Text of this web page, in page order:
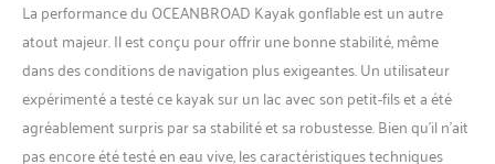
garder dans le confort. 【Sur
votre piste】Le noyau à
point tombant haute densité
assure la rigidité, l'aileron
amovible offre une
excellente stabilité pour
améliorer l'efficacité de votre
La performance du OCEANBROAD Kayak gonflable est un autre
atout majeur. Il est conçu pour offrir une bonne stabilité, même
dans des conditions de navigation plus exigeantes. Un utilisateur
expérimenté a testé ce kayak sur un lac avec son petit-fils et a été
agréablement surpris par sa stabilité et sa robustesse. Bien qu’il n’ait
pas encore été testé en eau vive, les caractéristiques techniques